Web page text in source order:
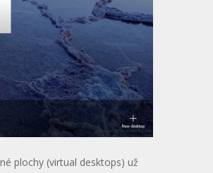
plochy (virtual desktops) už